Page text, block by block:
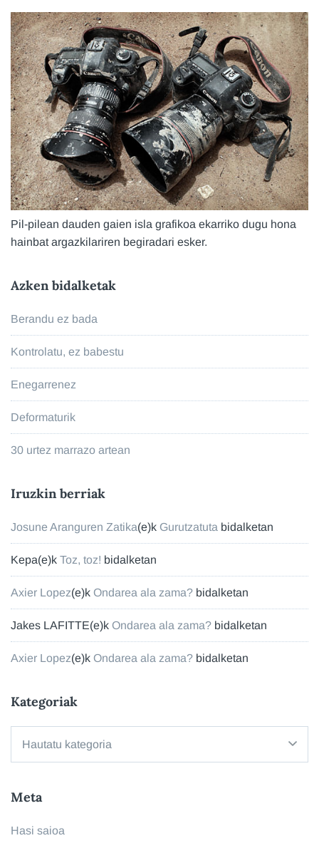
Pil-pilean dauden gaien isla grafikoa ekarriko dugu hona
hainbat argazkilariren begiradari esker.
Azken bidalketak
Berandu ez bada
Kontrolatu, ez babestu
Enegarrenez
Deformaturik
30 urtez marrazo artean
Iruzkin berriak
Josune Aranguren Zatika(e)k Gurutzatuta bidalketan
Kepa(e)k Toz, toz! bidalketan
Axier Lopez(e)k Ondarea ala zama? bidalketan
Jakes LAFITTE(e)k Ondarea ala zama? bidalketan
Axier Lopez(e)k Ondarea ala zama? bidalketan
Kategoriak
Meta
Hasi saioa